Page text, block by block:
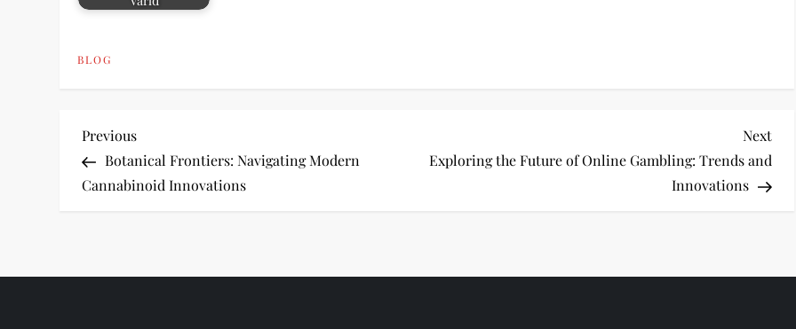
BLOG
P
o
t
Previous
Post
Previous
Botanical Frontiers: Navigating Modern
Cannabinoid Innovations
Next
Exploring the Future of Online Gambling: Trends and
Innovations